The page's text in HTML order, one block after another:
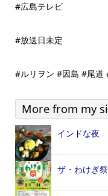
#広島テレビ
#放送日未定
#ルリヲン #因島 #尾道
More from my
インドな夜
ザ・わけぎ